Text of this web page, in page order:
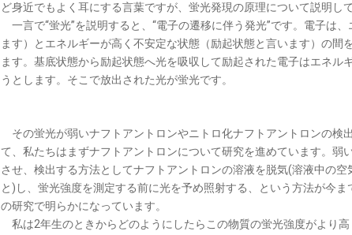
ど身近でもよく耳にする言葉ですが、蛍光発現の原理について説明し
一言で“蛍光”を説明すると、“電子の遷移に伴う発光”です。電子は
ます）とエネルギーが高く不安定な状態（励起状態と言います）の間
ます。基底状態から励起状態へ光を吸収して励起された電子はエネル
うとします。そこで放出された光が蛍光です。
その蛍光が弱いナフトアントロンやニトロ化ナフトアントロンの検
て、私たちはまずナフトアントロンについて研究を進めています。弱
させ、検出する方法としてナフトアントロンの溶液を脱気(溶液中の空
と)し、蛍光強度を測定する前に光を予め照射する、という方法が今ま
の研究で明らかになっています。
私は2年生のときからどのようにしたらこの物質の蛍光強度がより高